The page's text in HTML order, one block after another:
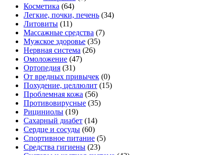
Косметика (64)
Легкие, почки, печень (34)
Литовиты (11)
Массажные средства (7)
Мужское здоровье (35)
Нервная система (26)
Омоложение (47)
Ортопедия (31)
От вредных привычек (0)
Похудение, целлюлит (15)
Проблемная кожа (56)
Противовирусные (35)
Рициниолы (19)
Сахарный диабет (14)
Сердце и сосуды (60)
Спортивное питание (5)
Средства гигиены (23)